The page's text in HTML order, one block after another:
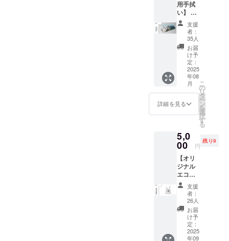
定 ・掲
載方
法：文
字のみ
(サイズ
中) ・注
意事
項：備
考欄に
掲載を
希望さ
れるお
名前
ご記入
くださ
い
場合が
ありま
す
用手拭
い】 ※
先着50
名限定
〈15%
OFF〉
TAKE自
らがデ
ザイン
したプ
ロジェ
クト公
式の手
拭い ※
発送予
目安で
あり前
後する
場合が
ありま
す
支援
者：
35人
お届
け予
定：
2025
年08
月
詳細を見る
こ
の
リ
タ
ー
ン
を
選
択
す
る
5,0
00 円
残り9
【オリ
ジナル
エコ
バッグ
(タイ
ベッ
ク)】 日
本百名
山をイ
メージ
支援
者：
26人
お届
け予
定：
2025
年09